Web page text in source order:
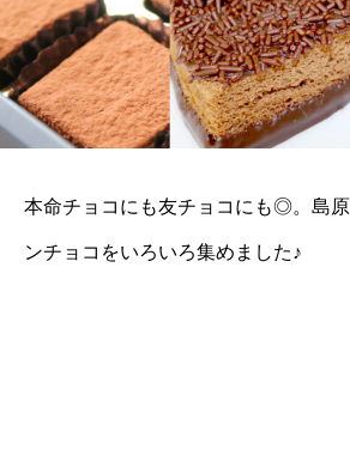
本命チョコにも友チョコにも◎。島
ンチョコをいろいろ集めました♪